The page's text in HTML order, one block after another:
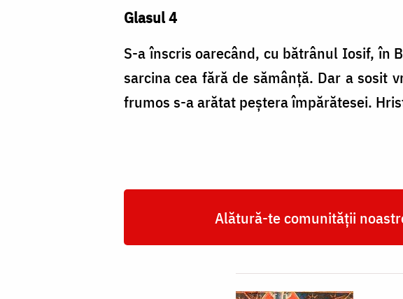
Glasul 4
S-a înscris oarecând, cu bă­trânul Iosif, în
sarcina cea fără de sămânţă. Dar a sosit
frumos s-a arătat peştera împă­rătesei.
Alătură-te comunității